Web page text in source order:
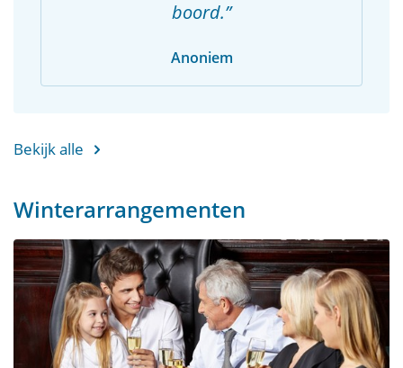
boord.
Anoniem
Bekijk alle
Winterarrangementen